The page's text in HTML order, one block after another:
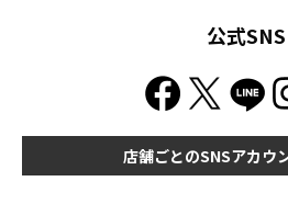
公式SNS
店舗ごとのSNSアカウ